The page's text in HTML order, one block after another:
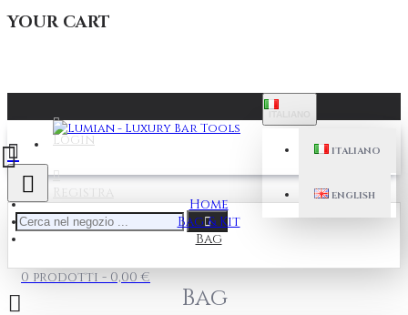
YOUR CART
Login
Registra
ITALIANO
ENGLISH
0 prodotti - 0,00 €
Home
Bag & Kit
Bag
Bag